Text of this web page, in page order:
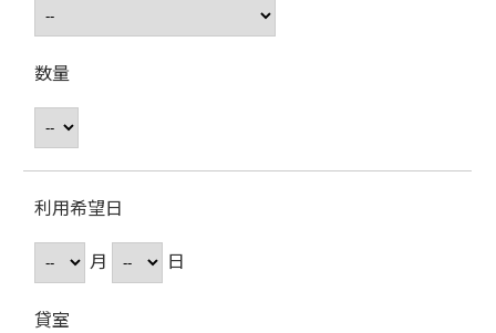
数量
利用希望日
月
日
貸室